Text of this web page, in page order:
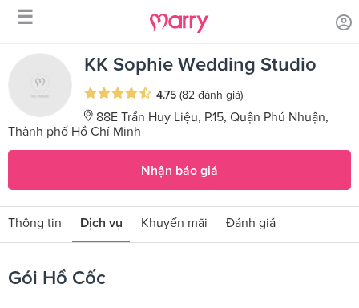
☰
Trang chủ Sản phẩm dịch vụ / Gói Hồ Cốc
KK Sophie Wedding Studio
4.75 (82 đánh giá)
88E Trần Huy Liệu, P.15, Quận Phú Nhuận,
Thành phố Hồ Chí Minh
Nhận báo giá
Thông tin Dịch vụ Khuyến mãi Đánh giá
Gói Hồ Cốc